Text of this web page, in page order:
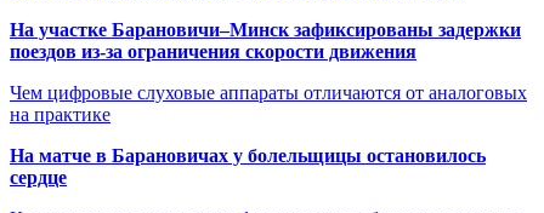
На участке Барановичи–Минск зафиксированы задержки
поездов из-за ограничения скорости движения
Чем цифровые слуховые аппараты отличаются от аналоговых
на практике
На матче в Барановичах у болельщицы остановилось
сердце